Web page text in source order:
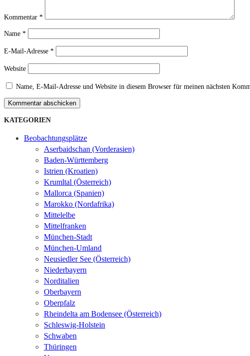
Kommentar *
Name *
E-Mail-Adresse *
Website
Name, E-Mail-Adresse und Website in diesem Browser für meinen nächsten
Kommentar abschicken
KATEGORIEN
Beobachtungsplätze
Aserbaidschan (Vorderasien)
Baden-Württemberg
Istrien (Kroatien)
Krumltal (Österreich)
Mallorca (Spanien)
Marokko (Nordafrika)
Mittelelbe
Mittelfranken
München-Stadt
München-Umland
Neusiedler See (Österreich)
Niederbayern
Norditalien
Oberbayern
Oberpfalz
Rheindelta am Bodensee (Österreich)
Schleswig-Holstein
Schwaben
Thüringen